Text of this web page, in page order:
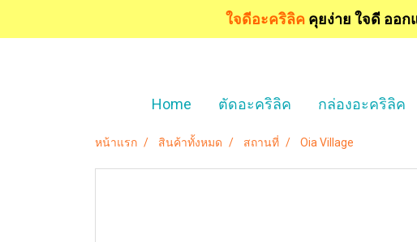
ใจดีอะคริลิค คุยง่าย ใจดี ออ
Home ตัดอะคริลิค กล่องอะคริลิค
หน้าแรก สินค้าทั้งหมด สถานที่ Oia Village